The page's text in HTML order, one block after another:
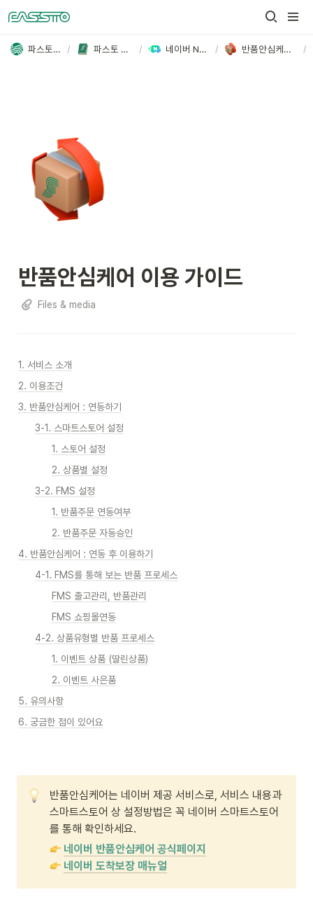
파스토 FASSTO / 파스토 사용 가이드 / 네이버 N배송 가이드 / 반품안심케어 이용 가이드 /
반품안심케어 이용 가이드
Files & media
1. 서비스 소개
2. 이용조건
3. 반품안심케어 : 연동하기
3-1. 스마트스토어 설정
1. 스토어 설정
2. 상품별 설정
3-2. FMS 설정
1. 반품주문 연동여부
2. 반품주문 자동승인
4. 반품안심케어 : 연동 후 이용하기
4-1. FMS를 통해 보는 반품 프로세스
FMS 출고관리, 반품관리
FMS 쇼핑몰연동
4-2. 상품유형별 반품 프로세스
1. 이벤트 상품 (딸린상품)
2. 이벤트 사은품
5. 유의사항
6. 궁금한 점이 있어요
반품안심케어는 네이버 제공 서비스로, 서비스 내용과
스마트스토어 상 설정방법은 꼭 네이버 스마트스토어
를 통해 확인하세요.
네이버 반품안심케어 공식페이지
네이버 도착보장 매뉴얼